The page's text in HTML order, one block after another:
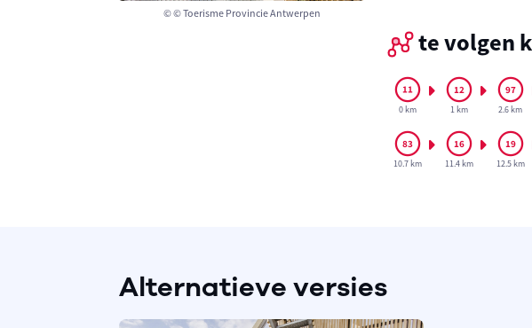
© © Toerisme Provincie Antwerpen
te volgen
0 km 1 km 2.6 km
10.7 km 11.4 km 12.5 km
Alternatieve versies